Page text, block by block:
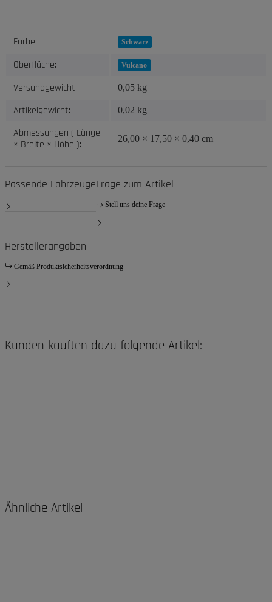
Produkteigenschaft
Wert
Farbe: Schwarz
Oberfläche: Vulcano
Versandgewicht: 0,05 kg
Artikelgewicht: 0,02 kg
Abmessungen ( Länge
× Breite × Höhe ):
26,00 × 17,50 × 0,40 cm
Passende FahrzeugeFrage zum Artikel
Stell uns deine Frage
Herstellerangaben
Gemäß Produktsicherheitsverordnung
Kunden kauften dazu folgende Artikel:
Ähnliche Artikel